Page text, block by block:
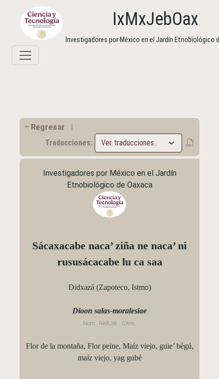
IxMxJebOax
Investigadores por México en el Jardín Etnobiológico
Regresar
|
Traducciones:
Investigadores por México en el Jardín
Etnobiológico de Oaxaca
Sácaxacabe naca’ ziña ne naca’ ni
rususácacabe lu ca saa
Didxazá (Zapoteco, Istmo)
Dioon salas-moralesiae
Nom RedList Cites
Flor de la montaña, Flor peine, Maíz viejo, guie’ bègú,
maíz viejo, yag gubé